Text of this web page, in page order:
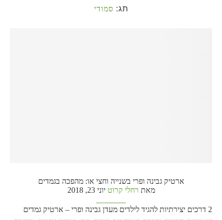
תג: סמודי
ארטיק גבינה ופרי בשנייה וחצי או: מהפכה בגמדים
מאת רחלי קרוט יוני 23, 2018
2 דרכים יצירתיות להגיד לילדים מעדן גבינה ופרי – ארטיק גמדים